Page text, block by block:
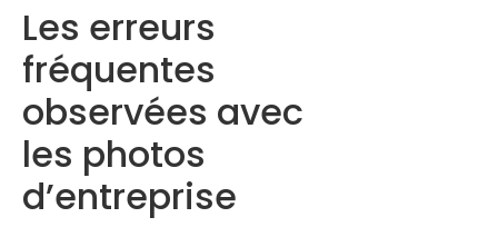
Les erreurs
fréquentes
observées avec
les photos
d’entreprise